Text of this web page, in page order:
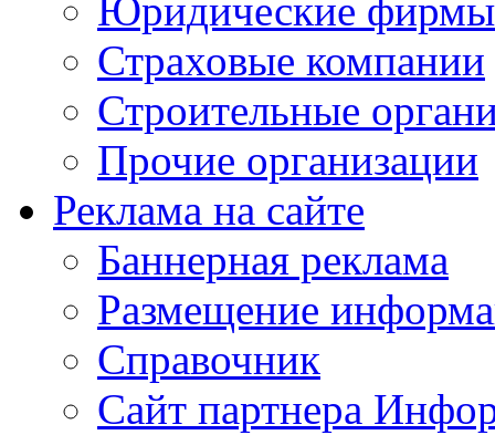
Юридические фирмы
Страховые компании
Строительные
Прочие организации
Реклама на сайте
Баннерная реклама
Размещение
Справочник
Сайт партнера